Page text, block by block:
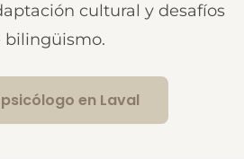
cultural y desafíos
bilingüismo.
en Laval